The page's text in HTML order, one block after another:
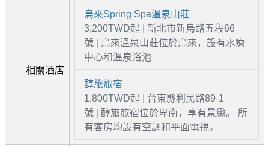
相關酒店
烏來Spring Spa溫泉山莊
3,200TWD起
新北市新烏路五段66
號
烏來溫泉山莊位於烏來，設有水療
中心和溫泉浴池
醇旅旅宿
1,800TWD起
台東縣利民路89-1
號
醇旅旅宿位於卑南，享有景緻。 所
有客房均設有空調和平面電視。